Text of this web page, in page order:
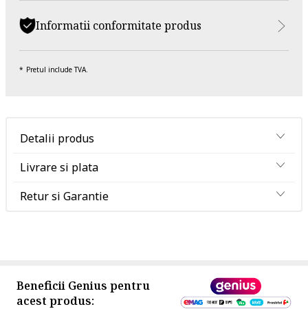
Informatii conformitate produs
Pretul include TVA.
Detalii produs
Livrare si plata
Retur si Garantie
Beneficii Genius pentru
acest produs: